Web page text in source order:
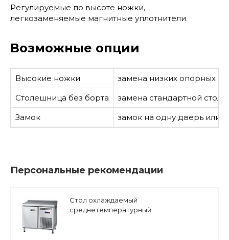
Регулируемые по высоте ножки,
легкозаменяемые магнитные уплотнители
Возможные опции
Высокие ножки
замена низких опорных
Столешница без борта
замена стандартной
Замок
замок на одну дверь или
Персональные рекомендации
Стол охлаждаемый
среднетемпературный